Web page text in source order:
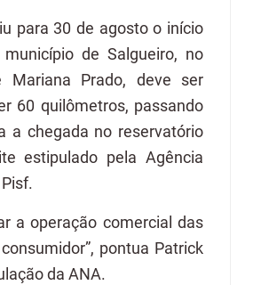
para 30 de agosto o início
de Salgueiro, no
Mariana Prado, deve ser
60 quilômetros, passando
a chegada no reservatório
estipulado pela Agência
a operação comercial das
pontua Patrick
da ANA.